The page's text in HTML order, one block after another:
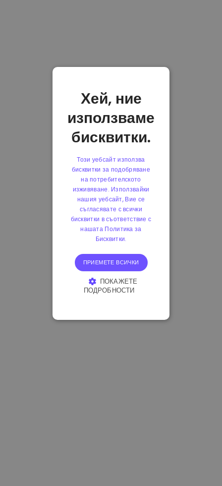
Хей, ние
използваме
бисквитки.
Този уебсайт използва
бисквитки за подобряване
на потребителското
изживяване. Използвайки
нашия уебсайт, Вие се
съгласявате с всички
бисквитки в съответствие с
нашата Политика за
Бисквитки.
ПРИЕМЕТЕ ВСИЧКИ
ПОКАЖЕТЕ
ПОДРОБНОСТИ